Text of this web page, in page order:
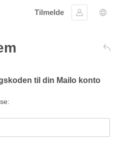
Tilmelde
Log ind
til din Mailo konto